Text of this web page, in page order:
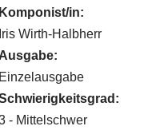
Komponist/in:
Iris Wirth-Halbherr
Ausgabe:
Einzelausgabe
- Mittelschwer